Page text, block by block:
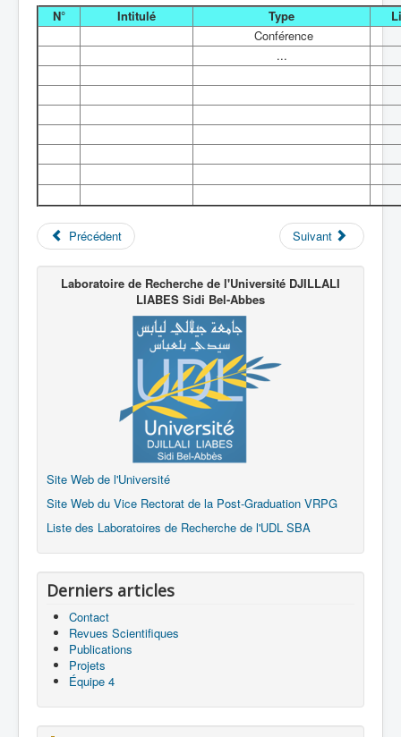
N° Intitulé Type
Conférence
...
Précédent Suivant
Laboratoire de Recherche de l'Université DJILLALI
LIABES Sidi Bel-Abbes
Site Web de l'Université
Site Web du Vice Rectorat de la Post-Graduation VRPG
Liste des Laboratoires de Recherche de l'UDL SBA
Derniers articles
Contact
Revues Scientifiques
Publications
Projets
Équipe 4